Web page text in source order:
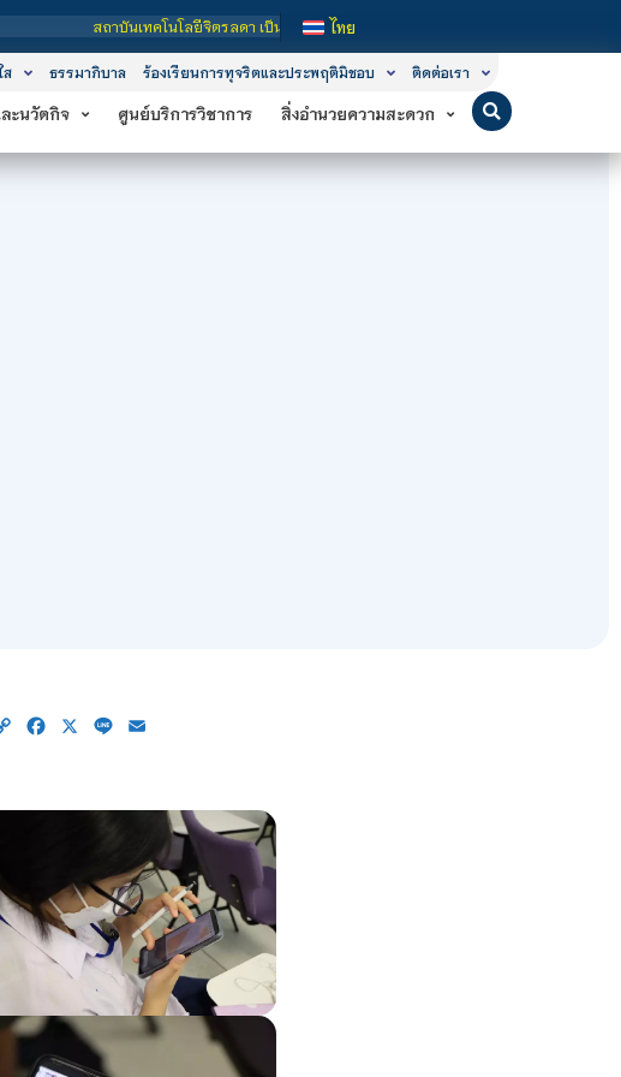
สถาบันเทคโนโลยีจิตรลดา เป็นสถาบันอุดมศึกษาในกำกับของรัฐ เปิดหลักสูตรการเรียนการ
ไทย
ส ธรรมาภิบาล ร้องเรียนการทุจริตและประพฤติมิชอบ ติดต่อเรา
ะนวัตกิจ ศูนย์บริการวิชาการ สิ่งอำนวยความสะดวก
Copy Facebook
X Line